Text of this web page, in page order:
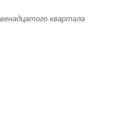
квартала